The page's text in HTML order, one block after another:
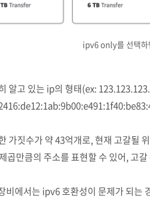
ipv6 only를 선택하
알고 있는 ip의 형태(ex:
가짓수가 약 43억개로, 현재 고갈될
곱만큼의 주소를 표현할 수 있어, 고
비에서는 ipv6 호환성이 문제가 되는